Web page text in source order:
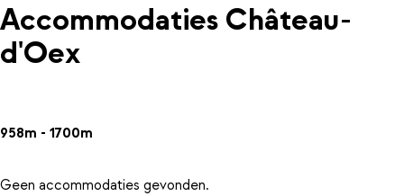
Accommodaties Château-
d'Oex
958m - 1700m
Geen accommodaties gevonden.